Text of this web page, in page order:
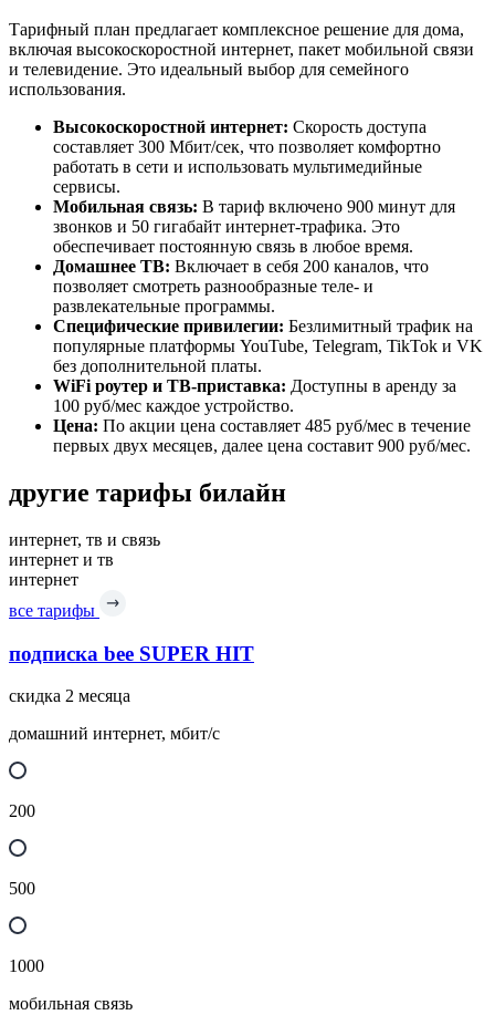
Тарифный план предлагает комплексное решение для дома,
включая высокоскоростной интернет, пакет мобильной связи
и телевидение. Это идеальный выбор для семейного
использования.
Высокоскоростной интернет: Скорость доступа
составляет 300 Мбит/сек, что позволяет комфортно
работать в сети и использовать мультимедийные
сервисы.
Мобильная связь: В тариф включено 900 минут для
звонков и 50 гигабайт интернет-трафика. Это
обеспечивает постоянную связь в любое время.
Домашнее ТВ: Включает в себя 200 каналов, что
позволяет смотреть разнообразные теле- и
развлекательные программы.
Специфические привилегии: Безлимитный трафик на
популярные платформы YouTube, Telegram, TikTok и VK
без дополнительной платы.
WiFi роутер и ТВ-приставка: Доступны в аренду за
100 руб/мес каждое устройство.
Цена: По акции цена составляет 485 руб/мес в течение
первых двух месяцев, далее цена составит 900 руб/мес.
другие тарифы билайн
интернет, тв и связь
интернет и тв
интернет
все тарифы
подписка bee SUPER HIT
скидка 2 месяца
домашний интернет, мбит/с
200
500
1000
мобильная связь